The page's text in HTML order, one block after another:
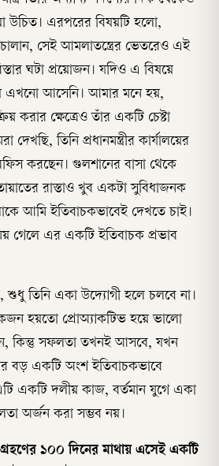
উচিত। এরপরের বিষয়টি হলো,
চালান, সেই আমলাতন্ত্রের ভেতরেও এই
ঘটা প্রয়োজন। যদিও এ বিষয়ে
এখনো আসেনি। আমার মনে হয়,
করার ক্ষেত্রেও তাঁর একটি চেষ্টা
তিনি প্রধানমন্ত্রীর কার্যালয়ের
করছেন। গুলশানের বাসা থেকে
রাস্তাও খুব একটা সুবিধাজনক
আমি ইতিবাচকভাবেই দেখতে চাই।
গেলে এর একটি ইতিবাচক প্রভাব
তিনি একা উদ্যোগী হলে চলবে না।
হয়তো প্রোঅ্যাকটিভ হয়ে ভালো
কিন্তু সফলতা তখনই আসবে, যখন
বড় একটি অংশ ইতিবাচকভাবে
একটি দলীয় কাজ, বর্তমান যুগে একা
অর্জন করা সম্ভব নয়।
গ্রহণের ১০০ দিনের মাথায় এসেই একটি